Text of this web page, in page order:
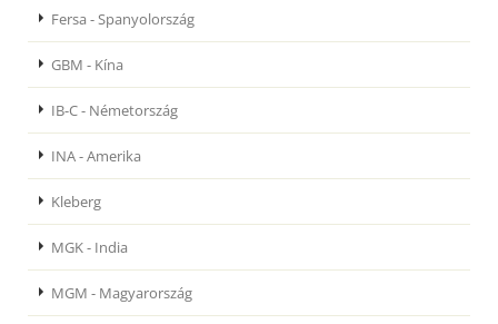
Fersa - Spanyolország
GBM - Kína
IB-C - Németország
INA - Amerika
Kleberg
MGK - India
MGM - Magyarország